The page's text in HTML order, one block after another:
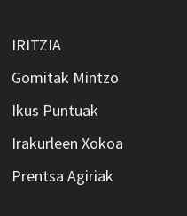
IRITZIA
Gomitak Mintzo
Ikus Puntuak
Irakurleen Xokoa
Prentsa Agiriak